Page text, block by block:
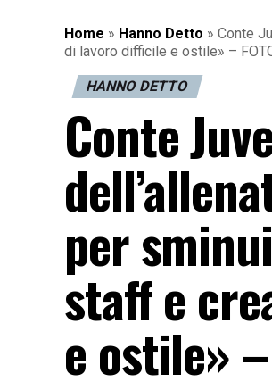
Home » Hanno Detto » Conte
di lavoro difficile e ostile» –
HANNO DETTO
Conte
per
staff e
e ostile» –